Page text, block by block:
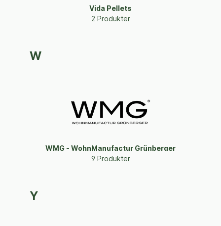
Vida Pellets
2 Produkter
W
WMG - WohnManufactur Grünberger
9 Produkter
Y